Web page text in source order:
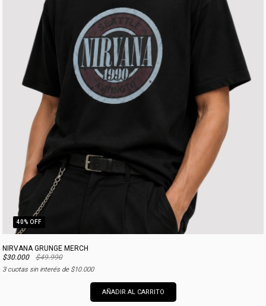
40% OFF
NIRVANA GRUNGE MERCH
$30.000
$49.990
3cuotas sin interés de $10.000
AÑADIR AL CARRITO